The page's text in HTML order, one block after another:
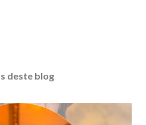
deste blog